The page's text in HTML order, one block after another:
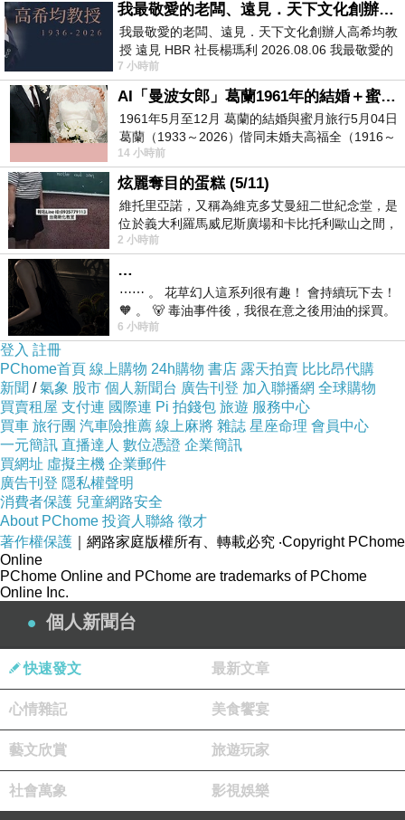
我最敬愛的老闆、遠見．天下文化創辦人高希均教授
我最敬愛的老闆、遠見．天下文化創辦人高希均教
授 遠見 HBR 社長楊瑪利 2026.08.06 我最敬愛的
老闆、遠見．天下文化創辦人高希均教
7 小時前
AI「曼波女郎」葛蘭1961年的結婚＋蜜月旅行 #戀上老電影 #葛蘭 #粟子
1961年5月至12月 葛蘭的結婚與蜜月旅行5月04日
葛蘭（1933～2026）偕同未婚夫高福全（1916～
2004）乘郵輪赴倫敦6月15日於英國倫敦St.S
14 小時前
炫麗奪目的蛋糕 (5/11)
維托里亞諾，又稱為維克多艾曼紐二世紀念堂，是
位於義大利羅馬威尼斯廣場和卡比托利歐山之間，
用以紀念統一義大利統一後的的第一位國
2 小時前
…
⋯⋯ 。 花草幻人這系列很有趣！ 會持續玩下去！
🧡 。 🐻 毒油事件後，我很在意之後用油的採買。
前天購買了我之前就很愛
6 小時前
登入 註冊
PChome首頁 線上購物 24h購物 書店 露天拍賣 比比昂代購
新聞 /氣象 股市 個人新聞台 廣告刊登 加入聯播網 全球購物
買賣租屋 支付連 國際連 Pi 拍錢包 旅遊 服務中心
買車 旅行團 汽車險推薦 線上麻將 雜誌 星座命理 會員中心
一元簡訊 直播達人 數位憑證 企業簡訊
買網址 虛擬主機 企業郵件
廣告刊登 隱私權聲明
消費者保護 兒童網路安全
About PChome 投資人聯絡 徵才
著作權保護 ｜網路家庭版權所有、轉載必究 ‧Copyright PChome
Online
PChome Online and PChome are trademarks of PChome
Online Inc.
個人新聞台
快速發文 最新文章
心情雜記 美食饗宴
藝文欣賞 旅遊玩家
社會萬象 影視娛樂